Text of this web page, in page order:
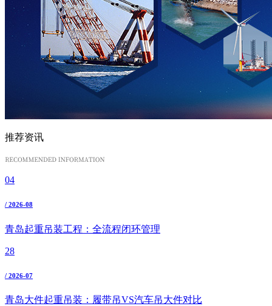
推荐资讯
04
/ 2026-08
青岛起重吊装工程：全流程闭环管理
28
/ 2026-07
青岛大件起重吊装：履带吊VS汽车吊大件对比